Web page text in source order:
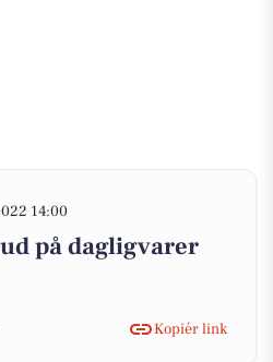
14:00
på dagligvarer
Kopiér link